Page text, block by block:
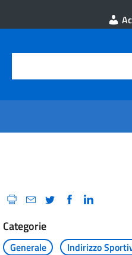
Categorie
Generale
Indirizzo